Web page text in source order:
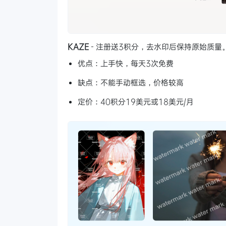
KAZE - 注册送3积分，去水印后保持原始质量
优点：上手快，每天3次免费
缺点：不能手动框选，价格较高
定价：40积分19美元或18美元/月